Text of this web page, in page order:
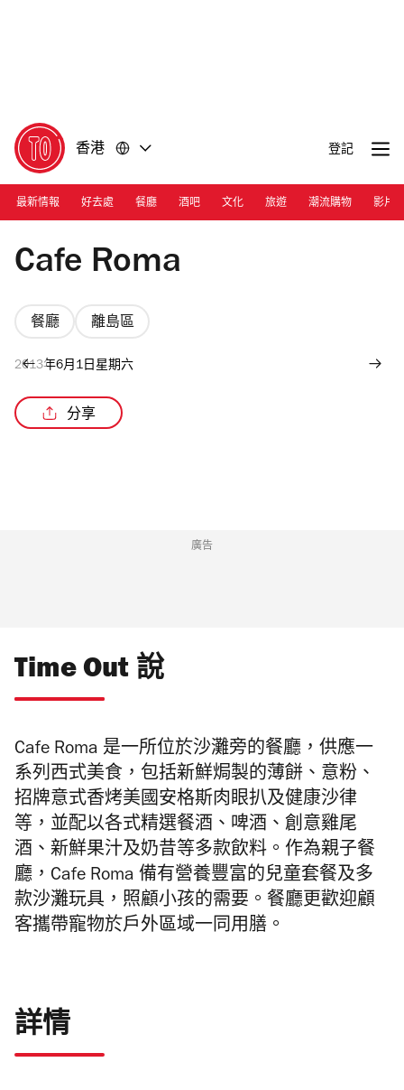
香港 登記
最新情報 好去處 餐廳 酒吧 文化 旅遊 潮流購物 影片
Photograph: Courtesy Cafe Roma
Cafe Roma
餐廳 離島區
2013年6月1日星期六
分享
廣告
Time Out 說
Cafe Roma 是一所位於沙灘旁的餐廳，供應一
系列西式美食，包括新鮮焗製的薄餅、意粉、
招牌意式香烤美國安格斯肉眼扒及健康沙律
等，並配以各式精選餐酒、啤酒、創意雞尾
酒、新鮮果汁及奶昔等多款飲料。作為親子餐
廳，Cafe Roma 備有營養豐富的兒童套餐及多
款沙灘玩具，照顧小孩的需要。餐廳更歡迎顧
客攜帶寵物於戶外區域一同用膳。
詳情